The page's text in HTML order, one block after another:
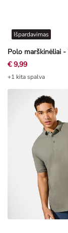
Išpardavimas
€ 9,99
+1 kita spalva